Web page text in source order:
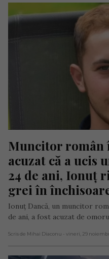
Muncitor român
acuzat că a ucis
24 de ani, Ionuț
grei în
Ionuț Dancă, un muncitor
de ani, a fost acuzat de
Scris de Mihai Diaconu - vineri, 29